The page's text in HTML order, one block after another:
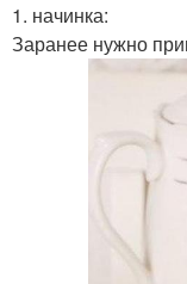
1. начинка:
Заранее нужно